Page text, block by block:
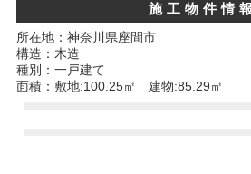
施工物件情報
所在地：神奈川県座間市
構造：木造
種別：一戸建て
面積：敷地:100.25㎡ 建物:85.29㎡